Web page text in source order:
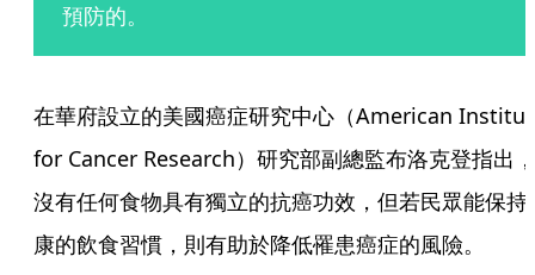
預防的。
在華府設立的美國癌症研究中心（American
for Cancer Research）研究部副總監布洛克登指出，
沒有任何食物具有獨立的抗癌功效，但若民眾能保持
康的飲食習慣，則有助於降低罹患癌症的風險。